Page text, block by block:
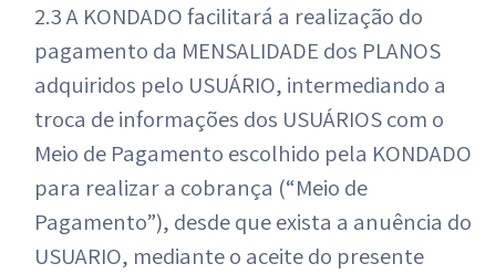
2.3 A KONDADO facilitará a realização do
pagamento da MENSALIDADE dos PLANOS
adquiridos pelo USUÁRIO, intermediando a
troca de informações dos USUÁRIOS com o
Meio de Pagamento escolhido pela KONDADO
para realizar a cobrança (“Meio de
Pagamento”), desde que exista a anuência do
USUARIO, mediante o aceite do presente